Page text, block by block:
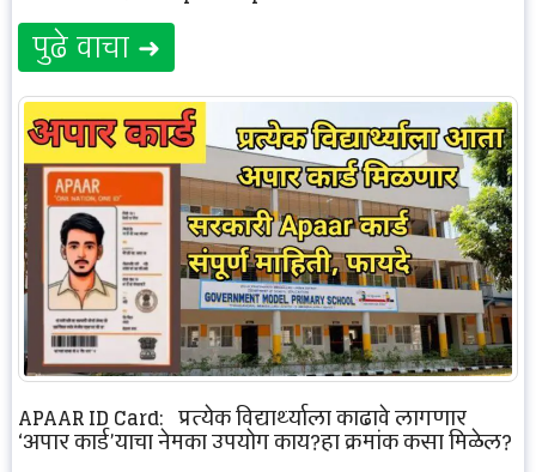
पुढे वाचा ➜
APAAR ID Card: प्रत्येक विद्यार्थ्याला काढावे लागणार
‘अपार कार्ड’याचा नेमका उपयोग काय?हा क्रमांक कसा मिळेल?